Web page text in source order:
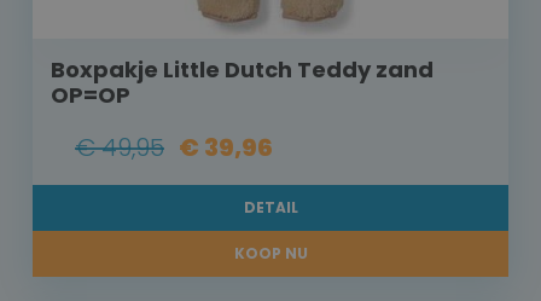
Boxpakje Little Dutch Teddy zand
OP=OP
€ 49,95 € 39,96
DETAIL
KOOP NU